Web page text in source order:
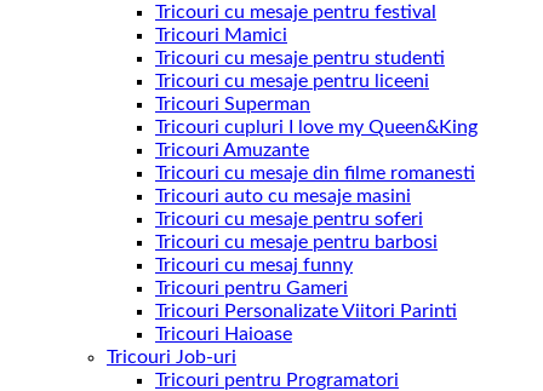
Tricouri cu mesaje pentru festival
Tricouri Mamici
Tricouri cu mesaje pentru studenti
Tricouri cu mesaje pentru liceeni
Tricouri Superman
Tricouri cupluri I love my Queen&King
Tricouri Amuzante
Tricouri cu mesaje din filme romanesti
Tricouri auto cu mesaje masini
Tricouri cu mesaje pentru soferi
Tricouri cu mesaje pentru barbosi
Tricouri cu mesaj funny
Tricouri pentru Gameri
Tricouri Personalizate Viitori Parinti
Tricouri Haioase
Tricouri Job-uri
Tricouri pentru Programatori